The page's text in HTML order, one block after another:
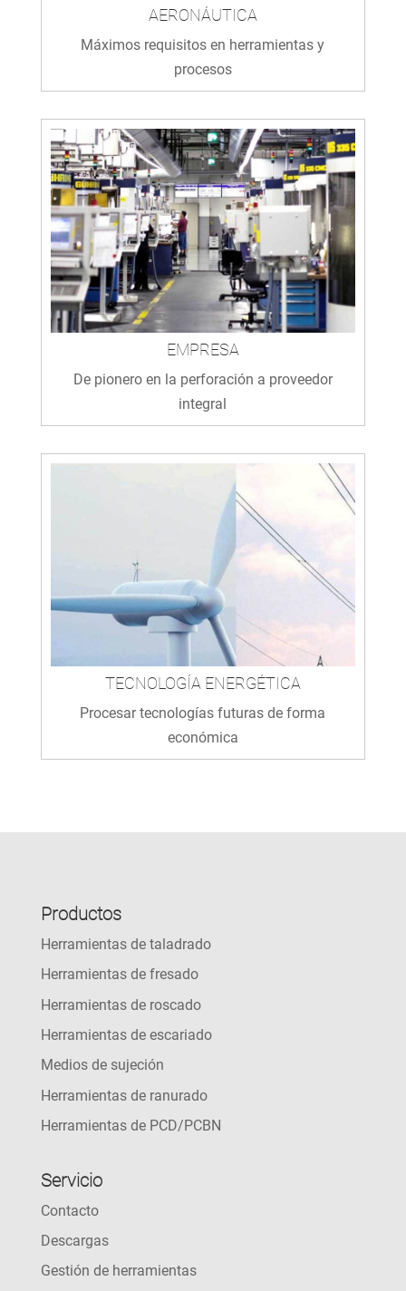
AERONÁUTICA
Máximos requisitos en herramientas y
procesos
EMPRESA
De pionero en la perforación a proveedor
integral
TECNOLOGÍA ENERGÉTICA
Procesar tecnologías futuras de forma
económica
Productos
Herramientas de taladrado
Herramientas de fresado
Herramientas de roscado
Herramientas de escariado
Medios de sujeción
Herramientas de ranurado
Herramientas de PCD/PCBN
Servicio
Contacto
Descargas
Gestión de herramientas